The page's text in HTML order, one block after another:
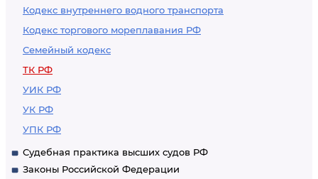
Кодекс внутреннего водного транспорта
Кодекс торгового мореплавания РФ
Семейный кодекс
ТК РФ
УИК РФ
УК РФ
УПК РФ
Судебная практика высших судов РФ
Законы Российской Федерации